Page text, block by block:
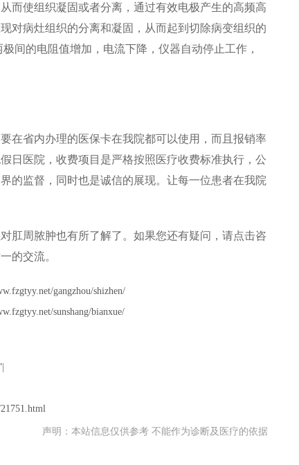
而使组织凝固或者分离，通过有效电极产生的高频高
对病灶组织的分离和凝固，从而起到切除病变组织的
间的电阻值增加，电流下降，仪器自动停止工作，
省内办理的医保卡在我院都可以使用，而且报销率
日医院，收费项目是严格按照医疗收费标准执行，公
的监督，同时也是诚信的展现。让每一位患者在我院
周脓肿也有所了解了。如果您还有疑问，请点击咨
的交流。
gangzhou/shizhen/
sunshang/bianxue/
声明：本站信息仅供参考 不能作为诊断及医疗的依据